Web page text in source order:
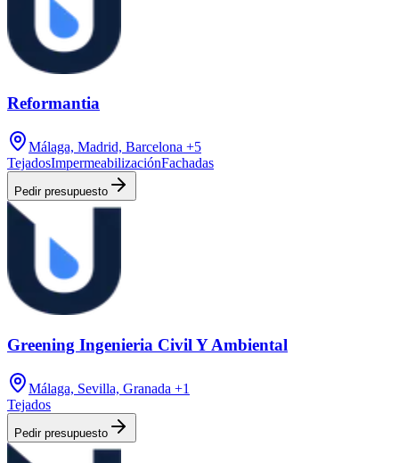
Reformantia
Málaga, Madrid, Barcelona +5
TejadosImpermeabilizaciónFachadas
Pedir presupuesto
Greening Ingenieria Civil Y Ambiental
Málaga, Sevilla, Granada +1
Tejados
Pedir presupuesto